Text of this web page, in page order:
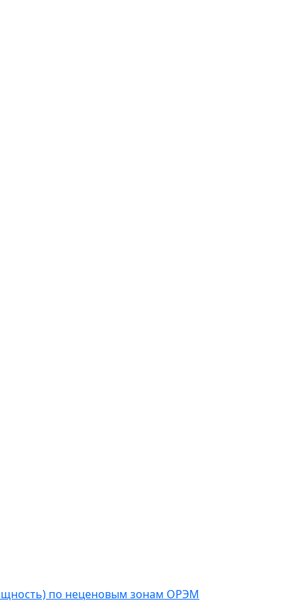
по неценовым зонам ОРЭМ